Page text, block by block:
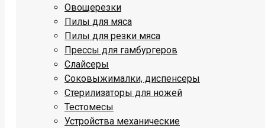
Овощерезки
Пилы для мяса
Пилы для резки мяса
Прессы для гамбургеров
Слайсеры
Соковыжималки, диспенсеры
Стерилизаторы для ножей
Тестомесы
Устройства механические